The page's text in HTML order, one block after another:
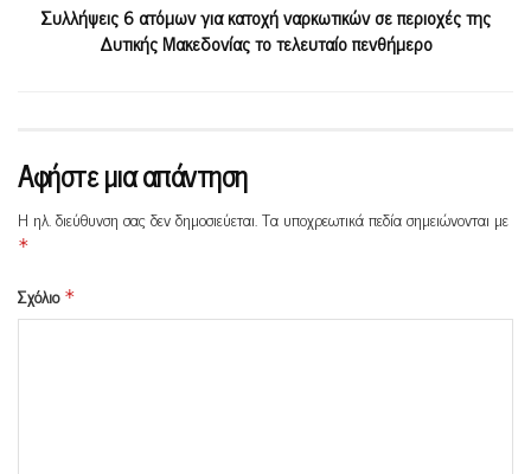
Συλλήψεις 6 ατόμων για κατοχή ναρκωτικών σε περιοχές της
Δυτικής Μακεδονίας το τελευταίο πενθήμερο
Αφήστε μια απάντηση
Η ηλ. διεύθυνση σας δεν δημοσιεύεται.Τα υποχρεωτικά πεδία σημειώνονται με
*
Σχόλιο *